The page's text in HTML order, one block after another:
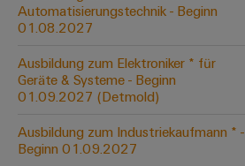
Verbindungslösungen
für
Konventionelle
Energieerzeugung
Zukunftssicherheit
für
bewährte
Systeme
Lösungen
Dezentrale
Automatisierung
Elektronikgehäuse
Blitz-
und
Überspannungsschutz
PV
Technischer
Support
Umweltbezogene
Produktkonformität
Engineering
Daten
Pressekontakt
Unsere
Offene
Ausbildungs-
und
Studienplätze
Automatisierungstechnik - Beginn
01.08.2027
Ausbildung zum Elektroniker * für
Geräte & Systeme - Beginn
01.09.2027 (Detmold)
Ausbildung zum Industriekaufmann * -
Beginn 01.09.2027